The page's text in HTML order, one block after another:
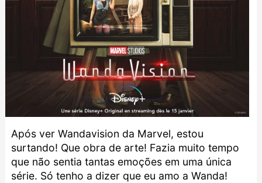
Após ver Wandavision da Marvel, estou
surtando! Que obra de arte! Fazia muito tempo
que não sentia tantas emoções em uma única
série. Só tenho a dizer que eu amo a Wanda!